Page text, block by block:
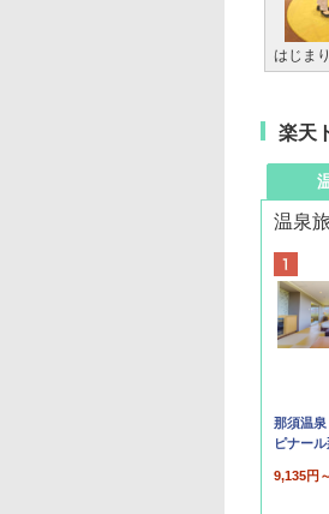
はじま
楽天
温泉
那須温
ピナー
9,135円～